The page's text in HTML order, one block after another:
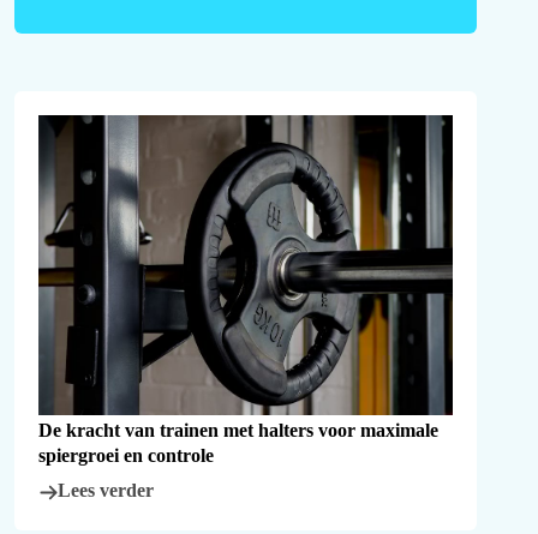
De kracht van trainen met halters voor maximale
spiergroei en controle
Lees verder